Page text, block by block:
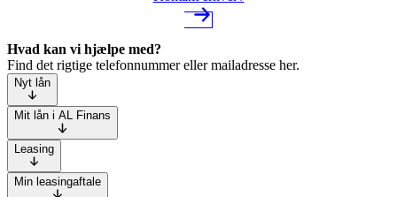
Hvad kan vi hjælpe med?
Find det rigtige telefonnummer eller mailadresse her.
Nyt lån
Mit lån i AL Finans
Leasing
Min leasingaftale